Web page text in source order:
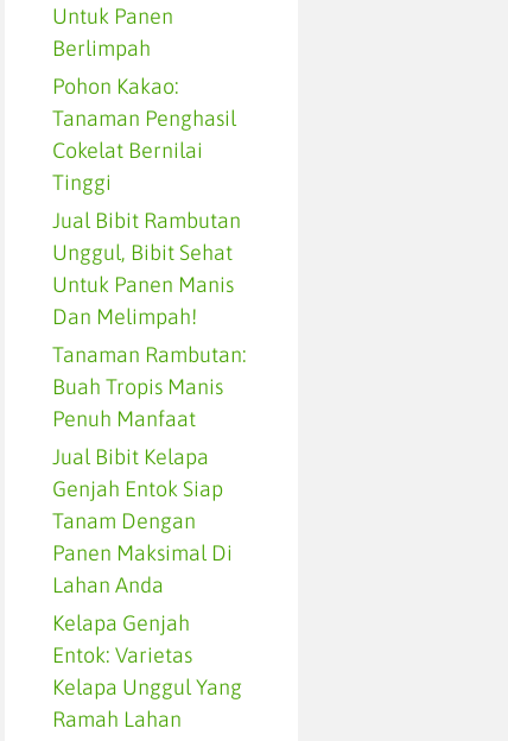
Untuk Panen
Berlimpah
Pohon Kakao:
Tanaman Penghasil
Cokelat Bernilai
Tinggi
Jual Bibit Rambutan
Unggul, Bibit Sehat
Untuk Panen Manis
Dan Melimpah!
Tanaman Rambutan:
Buah Tropis Manis
Penuh Manfaat
Jual Bibit Kelapa
Genjah Entok Siap
Tanam Dengan
Panen Maksimal Di
Lahan Anda
Kelapa Genjah
Entok: Varietas
Kelapa Unggul Yang
Ramah Lahan